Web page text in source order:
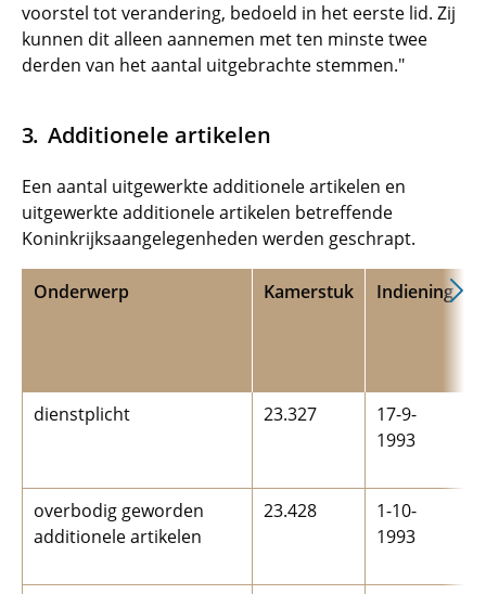
voorstel tot verandering, bedoeld in het eerste lid. Zij
kunnen dit alleen aannemen met ten minste twee
derden van het aantal uitgebrachte stemmen."
Additionele artikelen
Een aantal uitgewerkte additionele artikelen en
uitgewerkte additionele artikelen betreffende
Koninkrijksaangelegenheden werden geschrapt.
Onderwerp Kamerstuk Indiening
dienstplicht
23.327
17-9-
1993
overbodig geworden
additionele artikelen
23.428
1-10-
1993